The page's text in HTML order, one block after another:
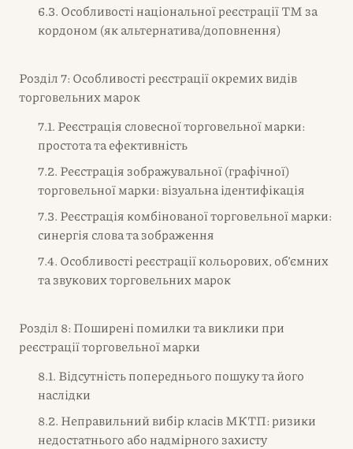
6.3. Особливості національної реєстрації ТМ за
кордоном (як альтернатива/доповнення)
Розділ 7: Особливості реєстрації окремих видів
торговельних марок
7.1. Реєстрація словесної торговельної марки:
простота та ефективність
7.2. Реєстрація зображувальної (графічної)
торговельної марки: візуальна ідентифікація
7.3. Реєстрація комбінованої торговельної марки:
синергія слова та зображення
7.4. Особливості реєстрації кольорових, об’ємних
та звукових торговельних марок
Розділ 8: Поширені помилки та виклики при
реєстрації торговельної марки
8.1. Відсутність попереднього пошуку та його
наслідки
8.2. Неправильний вибір класів МКТП: ризики
недостатнього або надмірного захисту